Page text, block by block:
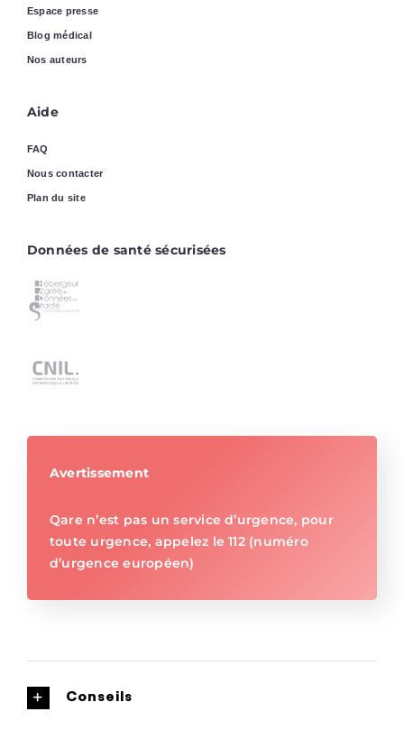
Espace presse
Blog médical
Nos auteurs
Aide
FAQ
Nous contacter
Plan du site
Données de santé sécurisées
Avertissement
Qare n’est pas un service d’urgence, pour
toute urgence, appelez le 112 (numéro
d’urgence européen)
Conseils